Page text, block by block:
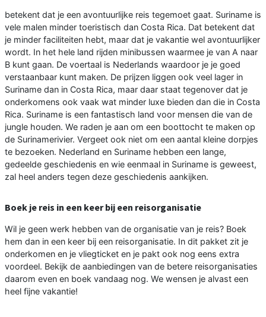
betekent dat je een avontuurlijke reis tegemoet gaat. Suriname is
vele malen minder toeristisch dan Costa Rica. Dat betekent dat
je minder faciliteiten hebt, maar dat je vakantie wel avontuurlijker
wordt. In het hele land rijden minibussen waarmee je van A naar
B kunt gaan. De voertaal is Nederlands waardoor je je goed
verstaanbaar kunt maken. De prijzen liggen ook veel lager in
Suriname dan in Costa Rica, maar daar staat tegenover dat je
onderkomens ook vaak wat minder luxe bieden dan die in Costa
Rica. Suriname is een fantastisch land voor mensen die van de
jungle houden. We raden je aan om een boottocht te maken op
de Surinamerivier. Vergeet ook niet om een aantal kleine dorpjes
te bezoeken. Nederland en Suriname hebben een lange,
gedeelde geschiedenis en wie eenmaal in Suriname is geweest,
zal heel anders tegen deze geschiedenis aankijken.
Boek je reis in een keer bij een reisorganisatie
Wil je geen werk hebben van de organisatie van je reis? Boek
hem dan in een keer bij een reisorganisatie. In dit pakket zit je
onderkomen en je vliegticket en je pakt ook nog eens extra
voordeel. Bekijk de aanbiedingen van de betere reisorganisaties
daarom even en boek vandaag nog. We wensen je alvast een
heel fijne vakantie!